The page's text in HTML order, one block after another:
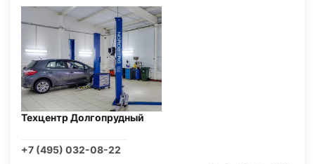
Техцентр Долгопрудный
+7 (495) 032-08-22